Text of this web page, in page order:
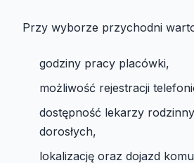
Przy wyborze przychodni
godziny pracy placówki,
możliwość rejestracji
dostępność lekarzy
dorosłych,
lokalizację oraz dojazd